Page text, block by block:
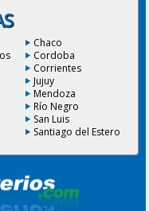
Chaco
Cordoba
Corrientes
Jujuy
Mendoza
Río Negro
San Luis
Santiago del Estero